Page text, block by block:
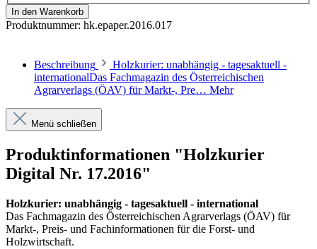
In den Warenkorb
Produktnummer: hk.epaper.2016.017
Beschreibung
Holzkurier: unabhängig - tagesaktuell -
internationalDas Fachmagazin des Österreichischen
Agrarverlags (ÖAV) für Markt-, Pre… Mehr
Menü schließen
Produktinformationen "Holzkurier
Digital Nr. 17.2016"
Holzkurier: unabhängig - tagesaktuell - international
Das Fachmagazin des Österreichischen Agrarverlags (ÖAV) für
Markt-, Preis- und Fachinformationen für die Forst- und
Holzwirtschaft.